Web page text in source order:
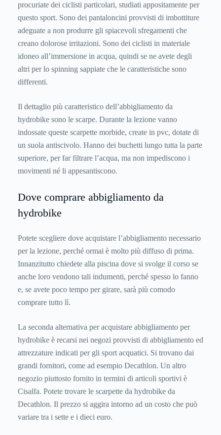
procuriate dei ciclisti particolari, studiati appositamente per
questo sport. Sono dei pantaloncini provvisti di imbottiture
adeguate a non produrre gli spiacevoli sfregamenti che
creano dolorose irritazioni. Sono dei ciclisti in materiale
idoneo all’immersione in acqua, quindi se ne avete degli
altri per lo spinning sappiate che le caratteristiche sono
differenti.
Il dettaglio più caratteristico dell’abbigliamento da
hydrobike sono le scarpe. Durante la lezione vanno
indossate queste scarpette morbide, create in pvc, dotate di
un suola antiscivolo. Hanno dei buchetti lungo tutta la parte
superiore, per far filtrare l’acqua, ma non impediscono i
movimenti né li appesantiscono.
Dove comprare abbigliamento da
hydrobike
Potete scegliere dove acquistare l’abbigliamento necessario
per la lezione, perché ormai è molto più diffuso di prima.
Innanzitutto chiedete alla piscina dove si svolge il corso se
anche loro vendono tali indumenti, perché spesso lo fanno
e, se avete poco tempo per girare, sarà più comodo
comprare tutto lì.
La seconda alternativa per acquistare abbigliamento per
hydrobike è recarsi nei negozi provvisti di abbigliamento ed
attrezzature indicati per gli sport acquatici. Si trovano dai
grandi fornitori, come ad esempio Decathlon. Un altro
negozio piuttosto fornito in termini di articoli sportivi è
Cisalfa. Potete trovare le scarpette da hydrobike da
Decathlon. Il prezzo si aggira intorno ad un costo che può
variare tra i sette e i dieci euro.